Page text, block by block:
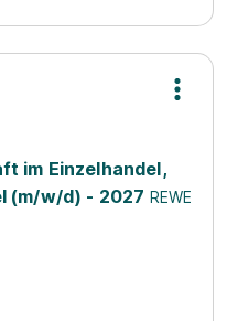
im Einzelhandel,
(m/w/d) - 2027 REWE